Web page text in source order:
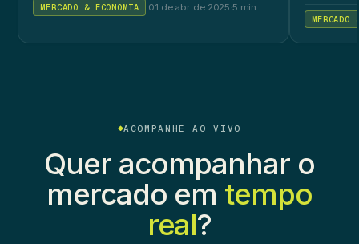
MERCADO & ECONOMIA 01 de abr. de 2025 5 min
MERCADO
ACOMPANHE AO VIVO
Quer acompanhar o
mercado em tempo
real?